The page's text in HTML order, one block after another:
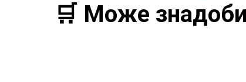
🛒 Може